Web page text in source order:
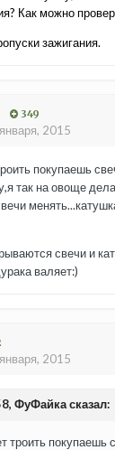
Как можно
зажигания.
349
2015
покупаешь
так на овоще
свечи и
валяет:)
2015
ФуФайка сказал:
троить покупаешь